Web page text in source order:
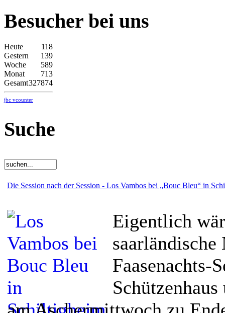
Besucher bei uns
Heute
118
Gestern
139
Woche
589
Monat
713
Gesamt327874
jbc vcounter
Suche
Die Session nach der Session - Los Vambos bei „Bouc Bleu“ in
Eigentlich
Faasenachts-